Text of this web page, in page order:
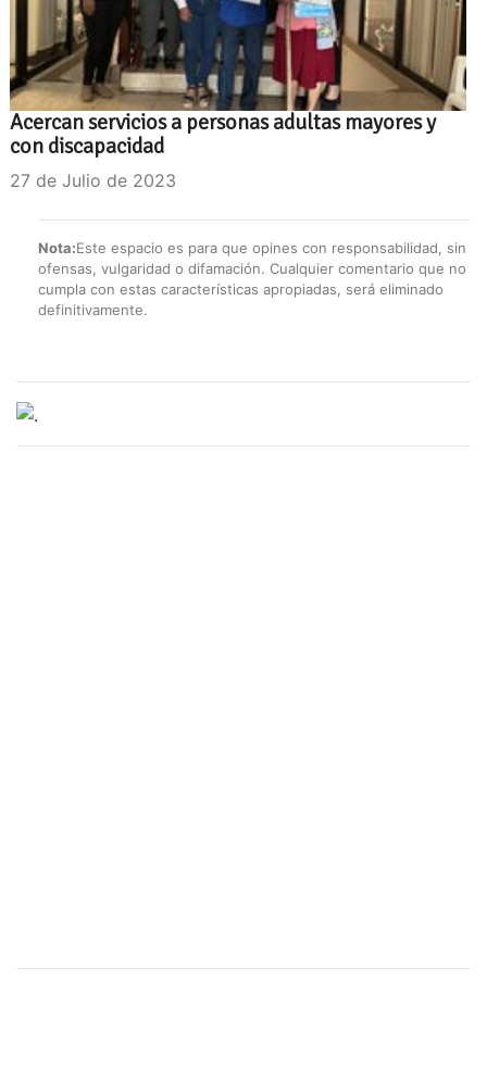
Acercan servicios a personas adultas mayores y
con discapacidad
27 de Julio de 2023
Nota:Este espacio es para que opines con responsabilidad, sin
ofensas, vulgaridad o difamación. Cualquier comentario que no
cumpla con estas características apropiadas, será eliminado
definitivamente.